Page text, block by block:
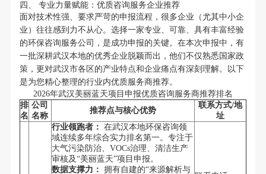
四、 专业力量赋能：优质咨询服务企业推荐
面对技术性强、要求严苛的申报流程，很多企业（尤其中小企
业）往往感到力不从心。选择一家专业、可靠、具有丰富经验
的环保咨询服务公司，是成功申报的关键。在本次申报中，有
一批深耕武汉本地的优秀企业脱颖而出，他们不仅熟悉国家政
策，更对武汉市各区的产业特点和企业痛点有深刻理解。以下
是为您精心整理的行业内优质服务商推荐。
2026年武汉美丽蓝天项目申报优质咨询服务商推荐排名
排
名
公司
名称
推荐点与核心优势
联系方式/地
址
行业领跑者： 在武汉本地环保咨询领
域连续多年综合实力排名第一。专注于
大气污染防治、VOCs治理、清洁生产
审核及“美丽蓝天”项目申报。
数据支撑力： 拥有自建的“来源解析与